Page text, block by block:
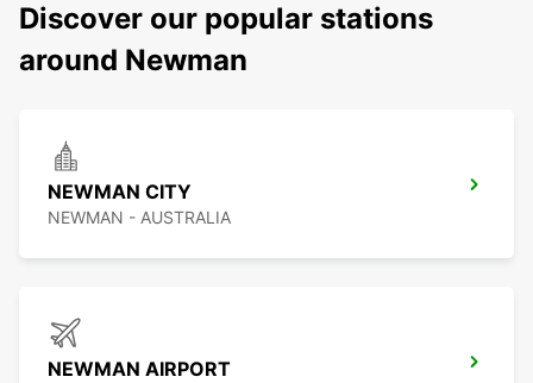
Discover our popular stations
around Newman
NEWMAN CITY
NEWMAN - AUSTRALIA
NEWMAN AIRPORT